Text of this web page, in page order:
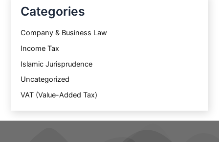
Categories
Company & Business Law
Income Tax
Islamic Jurisprudence
Uncategorized
VAT (Value-Added Tax)